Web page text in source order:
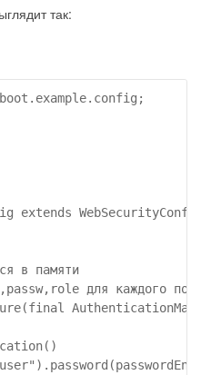
так:
extends
в памяти
для каждого